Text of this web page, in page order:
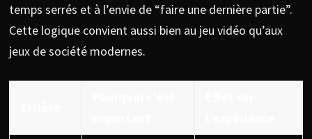
temps serrés et à l’envie de “faire une dernière partie”.
Cette logique convient aussi bien au jeu vidéo qu’aux
jeux de société modernes.